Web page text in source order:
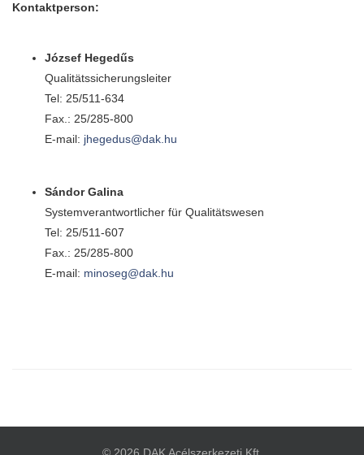
Kontaktperson:
József Hegedűs
Qualitätssicherungsleiter
Tel: 25/511-634
Fax.: 25/285-800
E-mail: jhegedus@dak.hu
Sándor Galina
Systemverantwortlicher für Qualitätswesen
Tel: 25/511-607
Fax.: 25/285-800
E-mail: minoseg@dak.hu